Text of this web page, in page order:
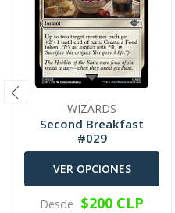
WIZARDS
Second Breakfast
#029
VER OPCIONES
Desde $200 CLP